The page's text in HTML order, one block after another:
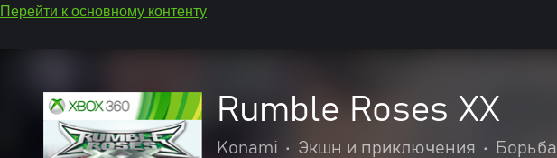
Перейти к основному контенту
Rumble Roses XX
Konami • Экшн и приключения • Борьба